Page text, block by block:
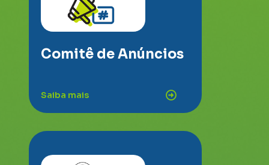
Comitê de Anúncios
Saiba mais